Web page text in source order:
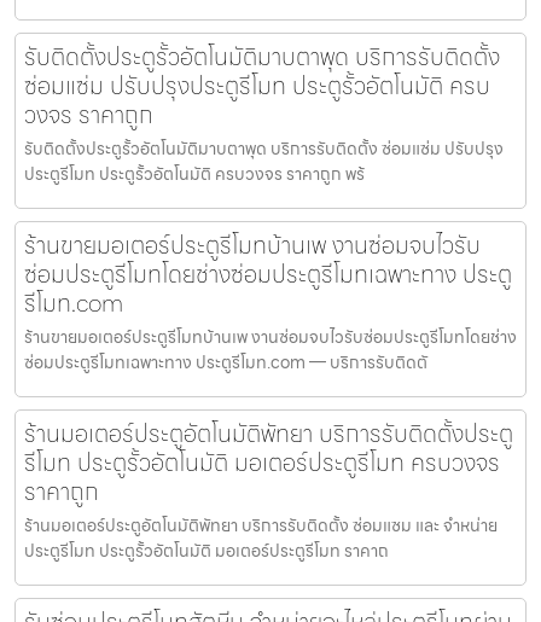
รับติดตั้งประตูรั้วอัตโนมัติมาบตาพุด บริการรับติดตั้ง
ซ่อมแซ่ม ปรับปรุงประตูรีโมท ประตูรั้วอัตโนมัติ ครบ
วงจร ราคาถูก
รับติดตั้งประตูรั้วอัตโนมัติมาบตาพุด บริการรับติดตั้ง ซ่อมแซ่ม ปรับปรุง
ประตูรีโมท ประตูรั้วอัตโนมัติ ครบวงจร ราคาถูก พร้
ร้านขายมอเตอร์ประตูรีโมทบ้านเพ งานซ่อมจบไวรับ
ซ่อมประตูรีโมทโดยช่างซ่อมประตูรีโมทเฉพาะทาง ประตู
รีโมท.com
ร้านขายมอเตอร์ประตูรีโมทบ้านเพ งานซ่อมจบไวรับซ่อมประตูรีโมทโดยช่าง
ซ่อมประตูรีโมทเฉพาะทาง ประตูรีโมท.com — บริการรับติดตั
ร้านมอเตอร์ประตูอัตโนมัติพัทยา บริการรับติดตั้งประตู
รีโมท ประตูรั้วอัตโนมัติ มอเตอร์ประตูรีโมท ครบวงจร
ราคาถูก
ร้านมอเตอร์ประตูอัตโนมัติพัทยา บริการรับติดตั้ง ซ่อมแซม และ จำหน่าย
ประตูรีโมท ประตูรั้วอัตโนมัติ มอเตอร์ประตูรีโมท ราคาถ